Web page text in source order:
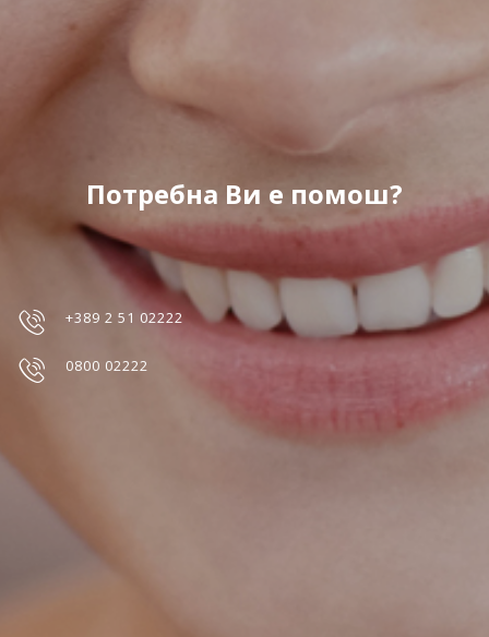
Потребна Ви е помош?
+389 2 51 02222
0800 02222